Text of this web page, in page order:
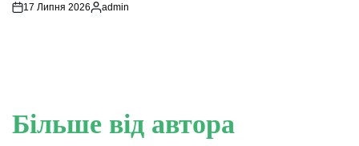
17 Липня 2026
Опубліковано
admin
Більше від автора